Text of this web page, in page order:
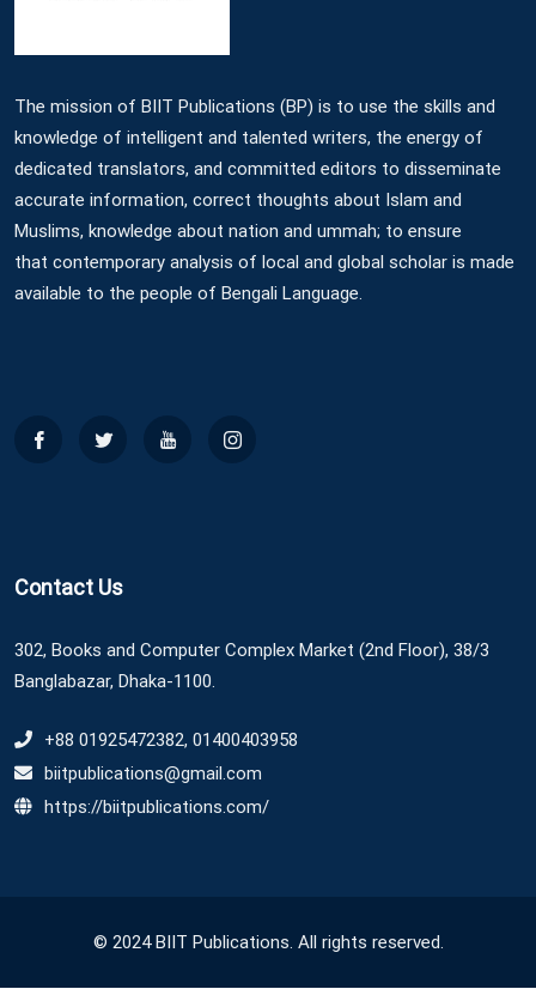
The mission of BIIT Publications (BP) is to use the skills and
knowledge of intelligent and talented writers, the energy of
dedicated translators, and committed editors to disseminate
accurate information, correct thoughts about Islam and
Muslims, knowledge about nation and ummah; to ensure
that contemporary analysis of local and global scholar is made
available to the people of Bengali Language.
Contact Us
302, Books and Computer Complex Market (2nd Floor), 38/3
Banglabazar, Dhaka-1100.
+88 01925472382, 01400403958
biitpublications@gmail.com
https://biitpublications.com/
© 2024 BIIT Publications. All rights reserved.